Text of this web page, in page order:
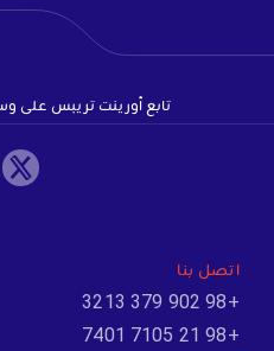
تابع أورينت تريبس على
اتصل بنا
+98 902 379 3213
+98 21 7105 7401